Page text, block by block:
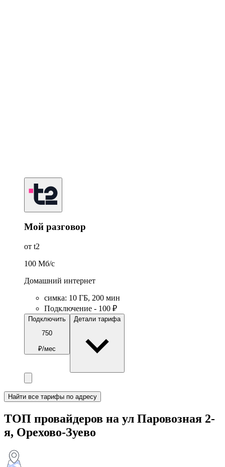
Мой разговор
от t2
100 Мб/c
Домашний интернет
симка: 10 ГБ, 200 мин
Подключение - 100 ₽
Подключить
750
₽/мес
Детали тарифа
Найти все тарифы по адресу
ТОП провайдеров на ул Паровозная 2-
я, Орехово-Зуево